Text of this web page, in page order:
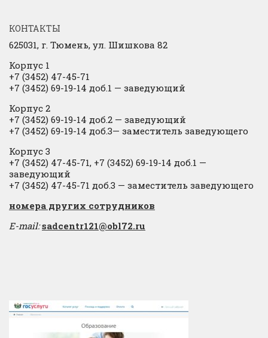
КОНТАКТЫ
625031, г. Тюмень, ул. Шишкова 82
Корпус 1
+7 (3452) 47-45-71
+7 (3452) 69-19-14 доб.1 — заведующий
Корпус 2
+7 (3452) 69-19-14 доб.2 — заведующий
+7 (3452) 69-19-14 доб.3— заместитель заведующего
Корпус 3
+7 (3452) 47-45-71, +7 (3452) 69-19-14 доб.1 —
заведующий
+7 (3452) 47-45-71 доб.3 — заместитель заведующего
​номера других сотрудников
E-mail: sadcentr121@obl72.ru